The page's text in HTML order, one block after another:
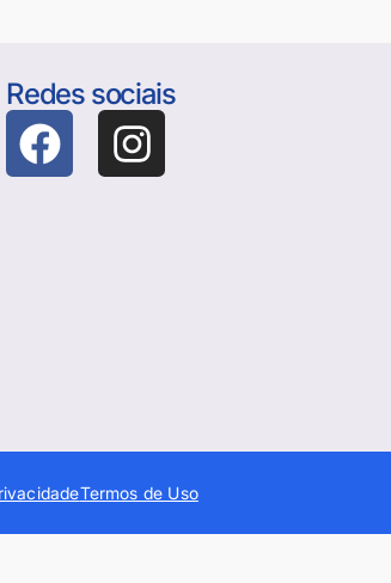
Redes sociais
Termos de Uso